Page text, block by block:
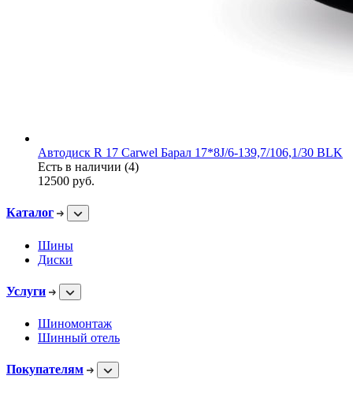
Автодиск R 17 Carwel Барал 17*8J/6-139,7/106,1/30 BLK
Есть в наличии (4)
12500 руб.
Каталог
Шины
Диски
Услуги
Шиномонтаж
Шинный отель
Покупателям